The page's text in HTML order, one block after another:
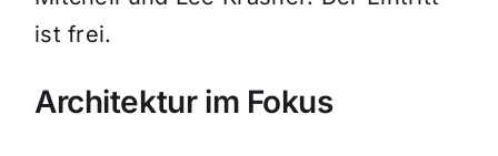
ist frei.
Architektur im Fokus